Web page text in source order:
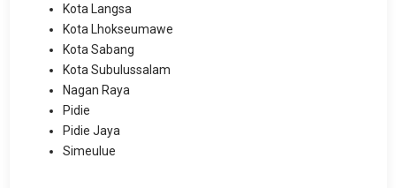
Kota Langsa
Kota Lhokseumawe
Kota Sabang
Kota Subulussalam
Nagan Raya
Pidie
Pidie Jaya
Simeulue